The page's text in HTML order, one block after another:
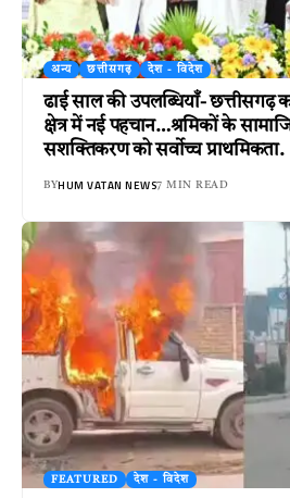
अन्य छत्तीसगढ़ देश - विदेश
ढाई साल की उपलब्धियाँ- छत्तीसगढ़
क्षेत्र में नई पहचान…श्रमिकों के
सशक्तिकरण को सर्वाेच्च प्राथमिकता.
BYHUM VATAN NEWS7 MIN READ
FEATURED देश - विदेश